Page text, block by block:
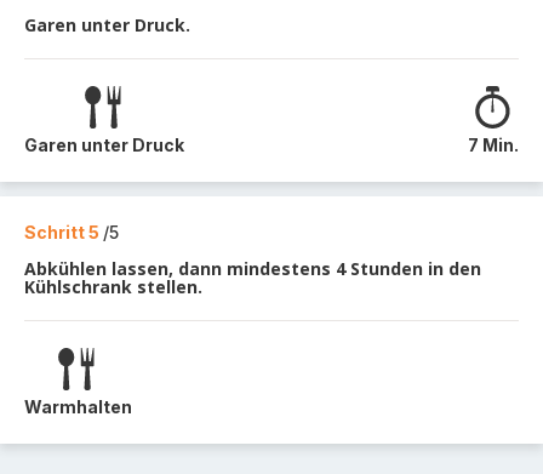
Garen unter Druck.
Garen unter Druck 7 Min.
Schritt 5 /5
Abkühlen lassen, dann mindestens 4 Stunden in den
Kühlschrank stellen.
Warmhalten